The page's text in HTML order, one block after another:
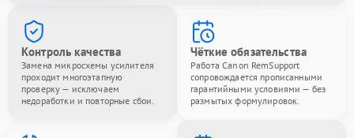
Контроль качества
Замена микросхемы усилителя
проходит многоэтапную
проверку — исключаем
недоработки и повторные сбои.
Чёткие обязательства
Работа Canon RemSupport
сопровождается прописанными
гарантийными условиями — без
размытых формулировок.